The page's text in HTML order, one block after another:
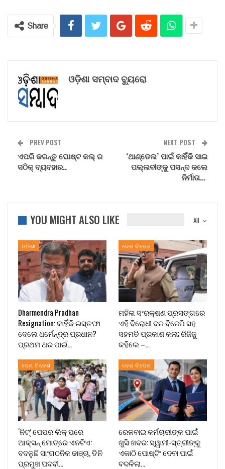
Share
ଓଡ଼ିଶା ସମ୍ବାଦ ବ୍ୟୁରୋ
PREV POST
ଏପରି କରନ୍ତୁ ଘୋଷ୍ଟ କଲ୍ ର
ସଠିକ୍ ବ୍ୟବହାର..
NEXT POST
‘ଥାଣ୍ଡେଲ’ ପାଇଁ କାହିଁକି ସାଇ
ପଲ୍ଲବୀଙ୍କୁ ପସନ୍ଦ କଲେ
ନିର୍ମାତା…
All
YOU MIGHT ALSO LIKE
ଓଡିଶା
Dharmendra Pradhan
Resignation: କାହିଁକି ଇସ୍ତଫା
ଦେଲେ ଧର୍ମେନ୍ଦ୍ର ପ୍ରଧାନ?
ପ୍ରଥମ ଥର ପାଇଁ…
ଦେଶ ବିଦେଶ
ମହିଳା ସଂରକ୍ଷଣ ପ୍ରସଙ୍ଗରେ
ଏହି ବିରୋଧୀ ଦଳ ବିଜେପି ସହ
ସହମତି ପ୍ରକାଶ କଲା; ରିଜିଜୁ
କହିଲେ –…
ଦେଶ ବିଦେଶ
‘ନିଟ୍’ ପେପର ଲିକ୍ ପରେ
ଆକ୍ସନ୍‌ ମୋଡ୍‌ରେ ଏନଟିଏ:
ବଦଳୁଛି ସାଂଗଠନିକ ଢାଞ୍ଚା, ତିନି
ପ୍ରମୁଖ ପଦବୀ…
ଦେଶ ବିଦେଶ
ରେଳବାଇ କର୍ମଚାରୀଙ୍କ ପାଇଁ
ଖୁସି ଖବର: ସ୍ୱାମୀ-ସ୍ତ୍ରୀଙ୍କୁ
ଏକାଠି ପୋଷ୍ଟିଂ ଦେବା ପାଇଁ
ବଦଳିଲା…